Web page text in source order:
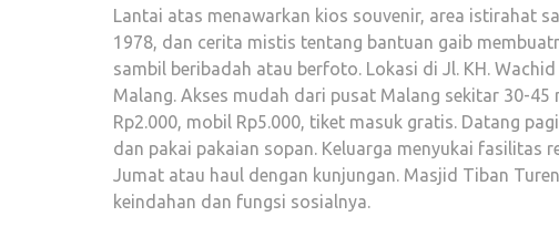
Lantai atas menawarkan kios souvenir, area istirahat
1978, dan cerita mistis tentang bantuan gaib
sambil beribadah atau berfoto. Lokasi di Jl. KH.
Malang. Akses mudah dari pusat Malang sekitar 30-
Rp2.000, mobil Rp5.000, tiket masuk gratis. Datang
dan pakai pakaian sopan. Keluarga menyukai fasilitas
Jumat atau haul dengan kunjungan. Masjid Tiban
keindahan dan fungsi sosialnya.